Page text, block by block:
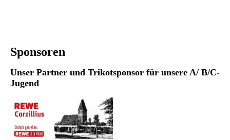
Sponsoren
Unser Partner und Trikotsponsor für unsere A/ B/C-
Jugend